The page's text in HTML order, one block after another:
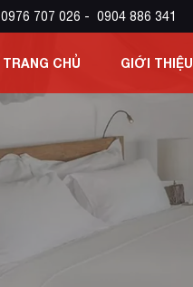
0976 707 026 - 0904 886 341
TRANG CHỦ GIỚI THIỆU